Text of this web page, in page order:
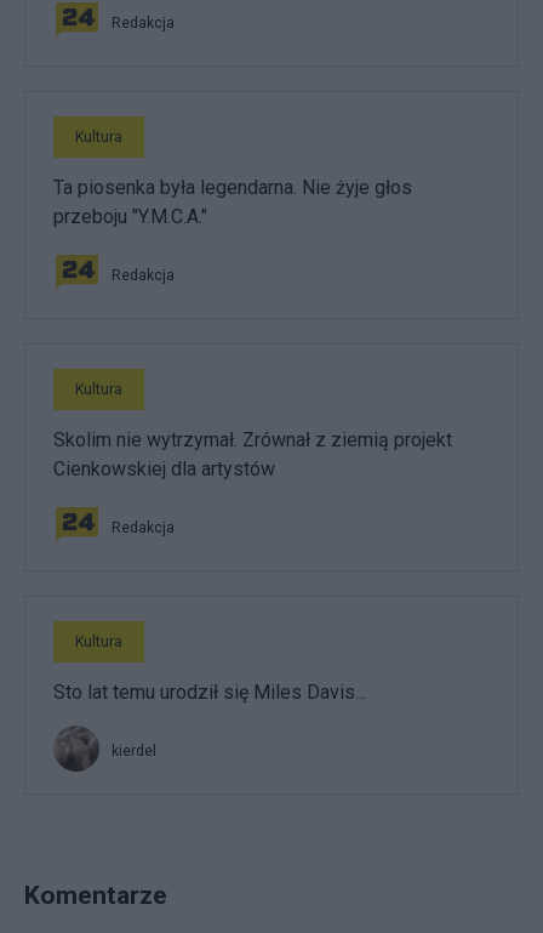
Redakcja
Kultura
Ta piosenka była legendarna. Nie żyje głos
przeboju "Y.M.C.A."
Redakcja
Kultura
Skolim nie wytrzymał. Zrównał z ziemią projekt
Cienkowskiej dla artystów
Redakcja
Kultura
Sto lat temu urodził się Miles Davis...
kierdel
Komentarze